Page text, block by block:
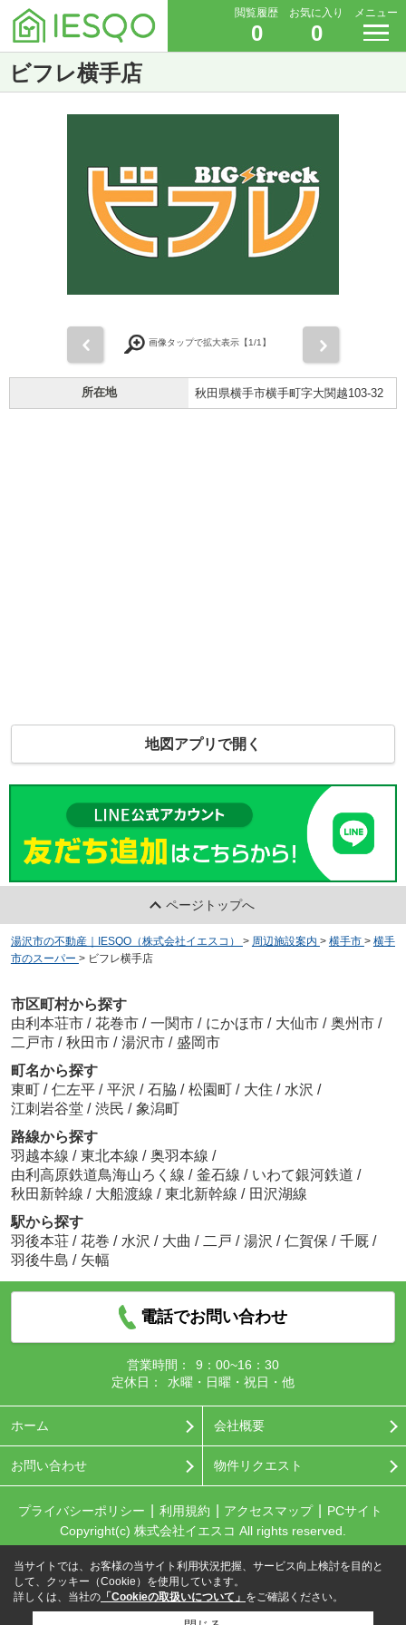
閲覧履歴
0
お気に入り
0
メニュー
ビフレ横手店
画像タップで拡大表示【1/1】
所在地 秋田県横手市横手町字大関越103-32
地図アプリで開く
ページトップへ
湯沢市の不動産｜IESQO（株式会社イエスコ） > 周辺施設案内 > 横手市 > 横手
市のスーパー > ビフレ横手店
市区町村から探す
由利本荘市 / 花巻市 / 一関市 / にかほ市 / 大仙市 / 奥州市 /
二戸市 / 秋田市 / 湯沢市 / 盛岡市
町名から探す
東町 / 仁左平 / 平沢 / 石脇 / 松園町 / 大住 / 水沢 /
江刺岩谷堂 / 渋民 / 象潟町
路線から探す
羽越本線 / 東北本線 / 奥羽本線 /
由利高原鉄道鳥海山ろく線 / 釜石線 / いわて銀河鉄道 /
秋田新幹線 / 大船渡線 / 東北新幹線 / 田沢湖線
駅から探す
羽後本荘 / 花巻 / 水沢 / 大曲 / 二戸 / 湯沢 / 仁賀保 / 千厩 /
羽後牛島 / 矢幅
電話でお問い合わせ
営業時間：
9：00~16：30
定休日：
水曜・日曜・祝日・他
ホーム 会社概要
お問い合わせ 物件リクエスト
プライバシーポリシー 利用規約 アクセスマップ
PCサイト
Copyright(c) 株式会社イエスコ All rights reserved.
当サイトでは、お客様の当サイト利用状況把握、サービス向上検討を目的と
して、クッキー（Cookie）を使用しています。
詳しくは、当社の 「Cookieの取扱いについて」 をご確認ください。